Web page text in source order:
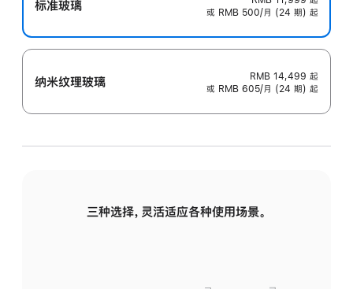
标准玻璃
或 RMB 500/月 (24 期) 起
纳米纹理玻璃 RMB 14,499 起
或 RMB 605/月 (24 期) 起
三种选择，灵活适应各种使用场景。